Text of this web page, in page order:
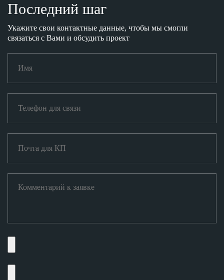
Последний шаг
Укажите свои контактные данные, чтобы мы смогли
связаться с Вами и обсудить проект